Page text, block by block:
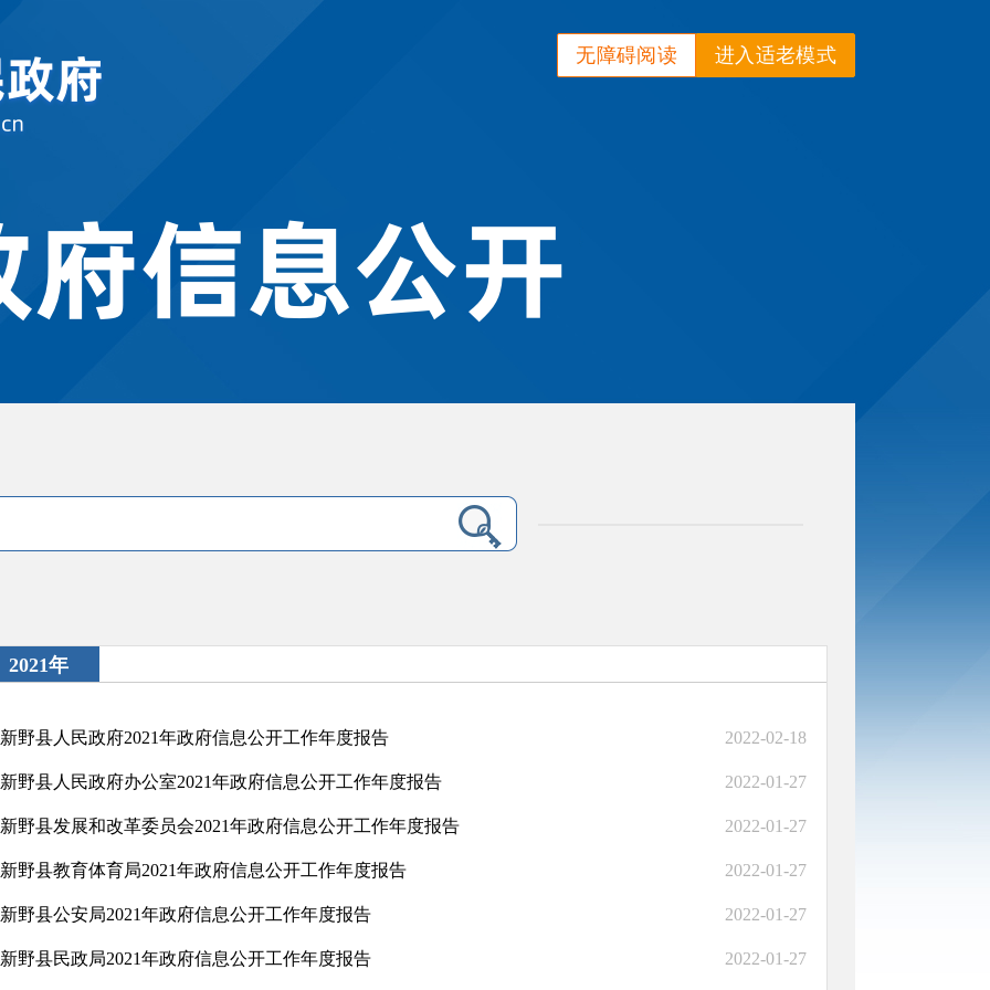
进入适老模式
无障碍阅读
2021年
新野县人民政府2021年政府信息公开工作年度报告 2022-02-18
新野县人民政府办公室2021年政府信息公开工作年度报告 2022-01-27
新野县发展和改革委员会2021年政府信息公开工作年度报告 2022-01-27
新野县教育体育局2021年政府信息公开工作年度报告 2022-01-27
新野县公安局2021年政府信息公开工作年度报告 2022-01-27
新野县民政局2021年政府信息公开工作年度报告 2022-01-27